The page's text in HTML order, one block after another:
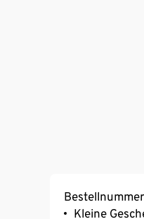
Kleine